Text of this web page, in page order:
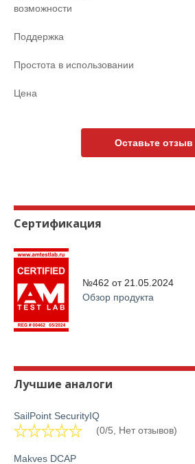
возможности
Поддержка
Простота в использовании
Цена
Оставьте отзыв
Сертификация
№462 от 21.05.2024
Обзор продукта
Лучшие аналоги
SailPoint SecurityIQ
(0/5, Нет отзывов)
Makves DCAP